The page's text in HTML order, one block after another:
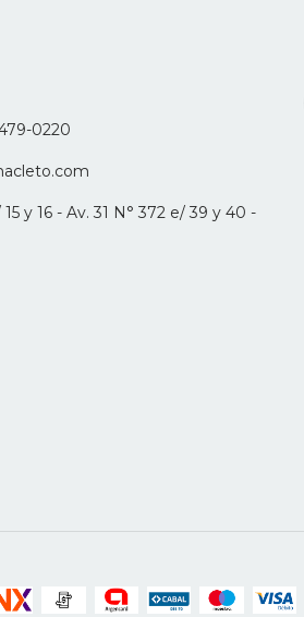
0220
y 16 - Av. 31 N° 372 e/ 39 y 40 -